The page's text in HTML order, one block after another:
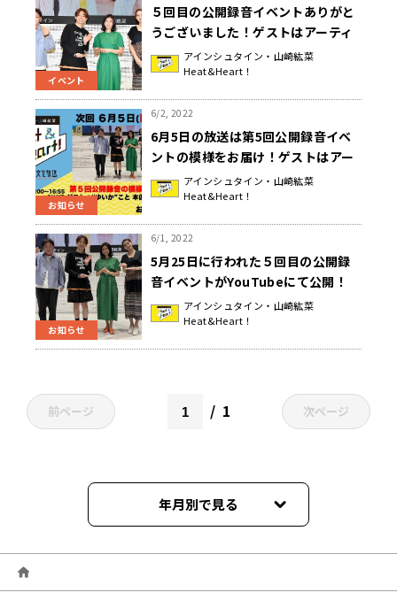
イベント
５回目の公開録音イベントありがと
うございました！ゲストはアーティ
スト”ゆいか”こと、本仮屋ユイカさ
ん！『アインシュタイン・山崎紘菜
アインシュタイン・山崎紘菜
Heat&Heart！
お知らせ
6/2, 2022
6月5日の放送は第5回公開録音イベ
ントの模様をお届け！ゲストはアー
ティスト”ゆいか”こと、本仮屋ユイ
カさん！『アインシュタイン・山崎
アインシュタイン・山崎紘菜
Heat&Heart！
お知らせ
6/1, 2022
5月25日に行われた５回目の公開録
音イベントがYouTubeにて公開！
『アインシュタイン・山崎紘菜
Heat&Heart!』
アインシュタイン・山崎紘菜
Heat&Heart！
前ページ 1 次ページ
年月別で見る
2026年08月
2026年07月